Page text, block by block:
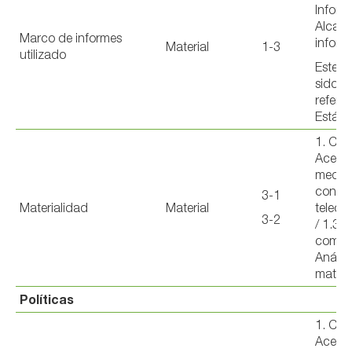
Marco de informes
utilizado
Material 1-3
Este
sido
Materialidad Material
3-1
3-2
1.
/ 1.3
Políticas
1.